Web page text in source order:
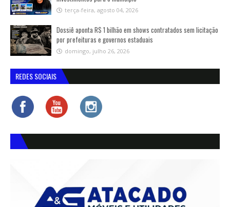
terça-feira, agosto 04, 2026
Dossiê aponta R$ 1 bilhão em shows contratados sem licitação
por prefeituras e governos estaduais
domingo, julho 26, 2026
REDES SOCIAIS